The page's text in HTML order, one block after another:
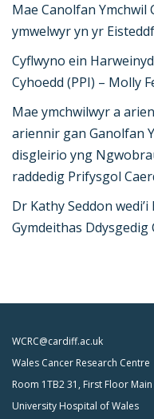
Mae Canolfan Ymchwil
ymwelwyr yn yr
Cyflwyno ein
Cyhoedd (PPI) – Molly
Mae ymchwilwyr a
ariennir gan Ganolfan
disgleirio yng
raddedig Prifysgol
Dr Kathy Seddon
Gymdeithas Ddysgedig
WCRC@cardiff.ac.uk
Wales Cancer Research Centre
Room 1TB2 31, First Floor
University Hospital of Wales